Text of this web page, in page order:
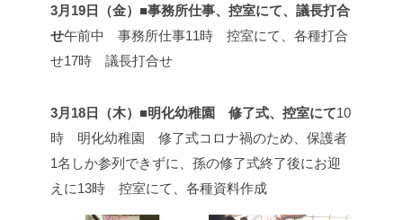
3月19日（金）■事務所仕事、控室にて、議長打合
せ午前中 事務所仕事11時 控室にて、各種打合
せ17時 議長打合せ
3月18日（木）■明化幼稚園 修了式、控室にて10
時 明化幼稚園 修了式コロナ禍のため、保護者
1名しか参列できずに、孫の修了式終了後にお迎
えに13時 控室にて、各種資料作成